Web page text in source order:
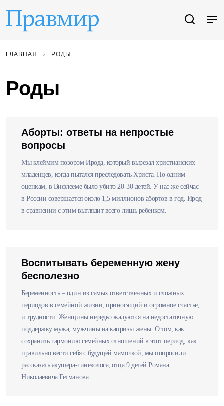
ГЛАВНАЯ РОДЫ
Роды
Аборты: ответы на непростые
вопросы
Мы клеймим позором Ирода, который вырезал христианских
младенцев, когда пытался преследовать Христа. По одним
оценкам, в Вифлееме было убито 20-30 детей. У нас же сейчас
в России совершается около 1,5 миллионов абортов в год. Ирод
в сравнении с этим выглядит всего лишь ребенком.
Воспитывать беременную жену
бесполезно
Беременность – один из самых ответственных и сложных
периодов в семейной жизни, приносящий и огромное счастье,
и трудности. Женщины нередко жалуются на недостаточную
поддержку мужа, мужчины на капризы жены. О том, как
сохранить гармонию семейных отношений в этот период, как
правильно вести себя с будущей мамочкой, мы попросили
рассказать акушера-гинеколога, отца 9 детей Романа
Николаевича Гетманова